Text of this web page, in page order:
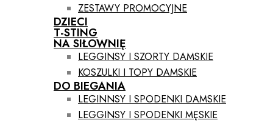
ZESTAWY PROMOCYJNE
DZIECI
T-STING
NA SIŁOWNIĘ
LEGGINSY I SZORTY DAMSKIE
KOSZULKI I TOPY DAMSKIE
DO BIEGANIA
LEGINNSY I SPODENKI DAMSKIE
LEGGINSY I SPODENKI MĘSKIE